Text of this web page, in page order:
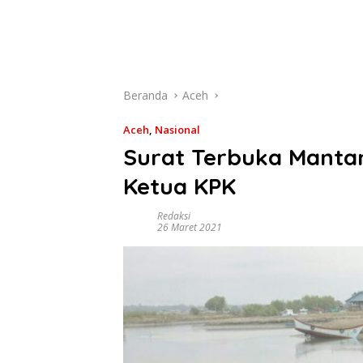
Beranda Aceh
Aceh, Nasional
Surat Terbuka
Ketua KPK
Redaksi
26 Maret 2021